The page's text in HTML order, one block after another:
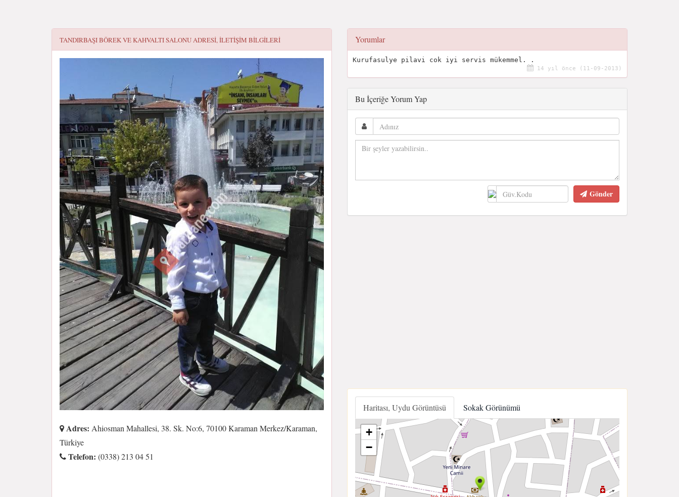
TANDIRBAŞI BÖREK VE KAHVALTI SALONUADRESI, ILETIŞIM BILGILERI
Adres: Ahiosman Mahallesi, 38. Sk. No:6, 70100 Karaman Merkez/Karaman,
Türkiye
Telefon: (0338) 213 04 51
Yorumlar
Kurufasulye pilavi cok iyi servis mükemmel. .
14 yıl önce (11-09-2013)
Bu İçeriğe Yorum Yap
Gönder
Haritası, Uydu Görüntüsü Sokak Görünümü
+
−